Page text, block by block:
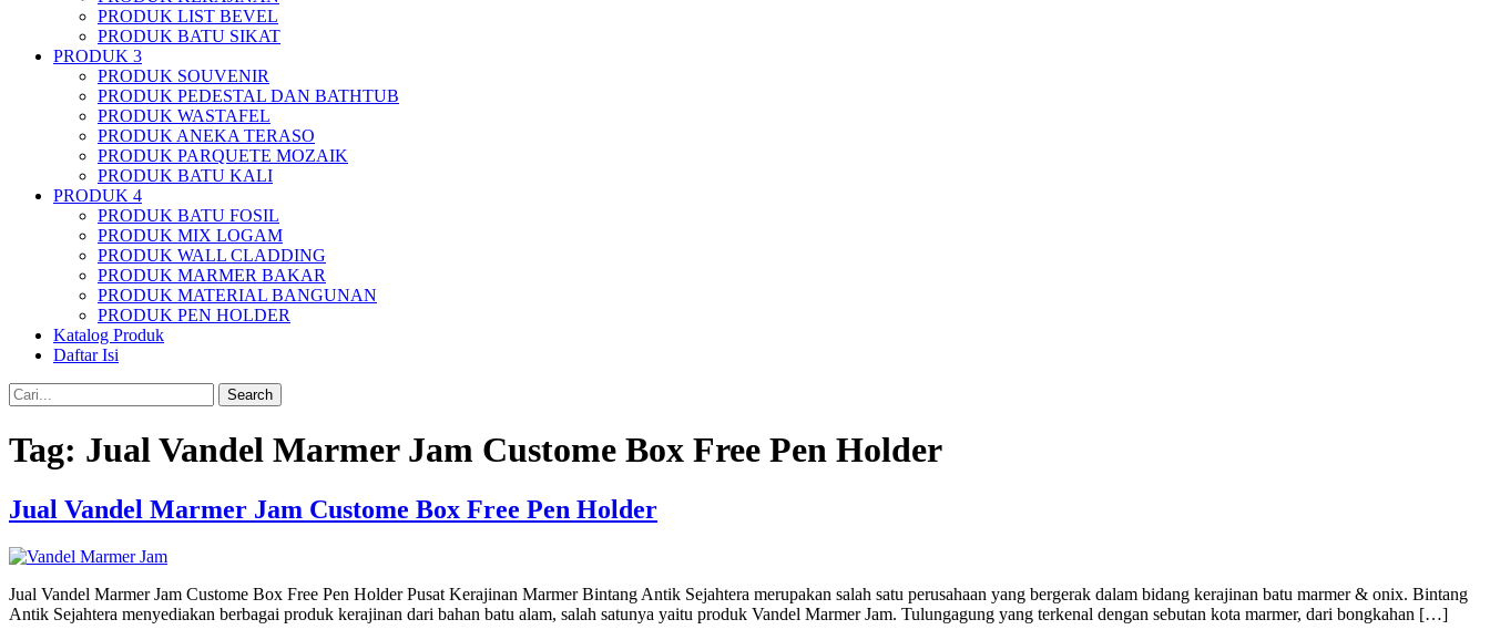
PRODUK LIST BEVEL
PRODUK BATU SIKAT
PRODUK 3
PRODUK SOUVENIR
PRODUK PEDESTAL DAN BATHTUB
PRODUK WASTAFEL
PRODUK ANEKA TERASO
PRODUK PARQUETE MOZAIK
PRODUK BATU KALI
PRODUK 4
PRODUK BATU FOSIL
PRODUK MIX LOGAM
PRODUK WALL CLADDING
PRODUK MARMER BAKAR
PRODUK MATERIAL BANGUNAN
PRODUK PEN HOLDER
Katalog Produk
Daftar Isi
Search
Tag: Jual Vandel Marmer Jam Custome Box Free Pen Holder
Jual Vandel Marmer Jam Custome Box Free Pen Holder
Jual Vandel Marmer Jam Custome Box Free Pen Holder Pusat Kerajinan Marmer Bintang Antik Sejahtera merupakan salah satu perusahaan yang bergerak dalam bidang kerajinan batu marmer & onix. Bintang
Antik Sejahtera menyediakan berbagai produk kerajinan dari bahan batu alam, salah satunya yaitu produk Vandel Marmer Jam. Tulungagung yang terkenal dengan sebutan kota marmer, dari bongkahan […]